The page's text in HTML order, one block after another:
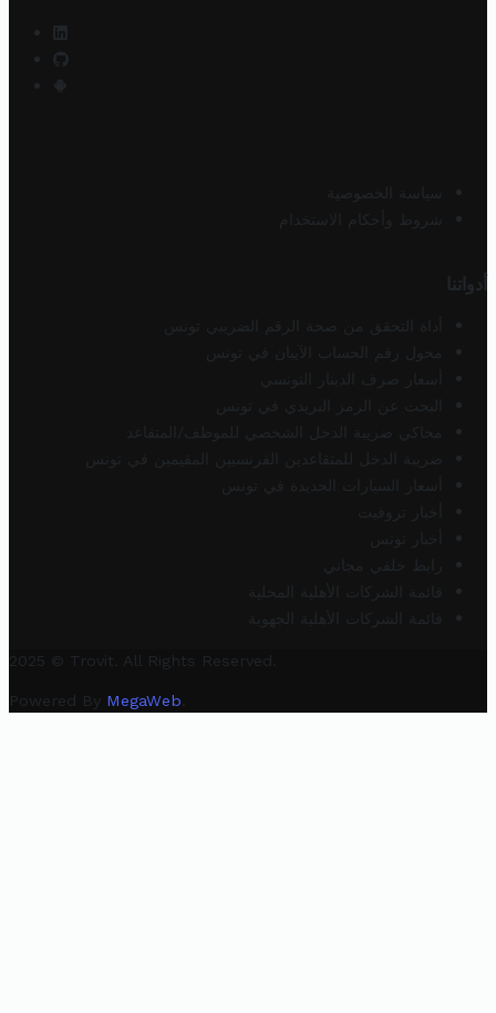
سياسة الخصوصية
شروط وأحكام الاستخدام
أدواتنا
أداة التحقق من صحة الرقم الضريبي تونس
محول رقم الحساب الآيبان في تونس
أسعار صرف الدينار التونسي
البحث عن الرمز البريدي في تونس
محاكي ضريبة الدخل الشخصي للموظف/المتقاعد
ضريبة الدخل للمتقاعدين الفرنسيين المقيمين في تونس
أسعار السيارات الجديدة في تونس
أخبار تروفيت
أخبار تونس
رابط خلفي مجاني
قائمة الشركات الأهلية المحلية
قائمة الشركات الأهلية الجهوية
2025 © Trovit. All Rights Reserved.
Powered By MegaWeb